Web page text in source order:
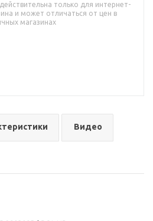
действительна только для интернет-
и может отличаться от цен в
магазинах
Видео